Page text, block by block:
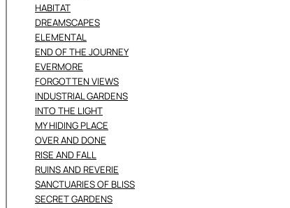
HABITAT
DREAMSCAPES
ELEMENTAL
END OF THE JOURNEY
EVERMORE
FORGOTTEN VIEWS
INDUSTRIAL GARDENS
INTO THE LIGHT
MY HIDING PLACE
OVER AND DONE
RISE AND FALL
RUINS AND REVERIE
SANCTUARIES OF BLISS
SECRET GARDENS